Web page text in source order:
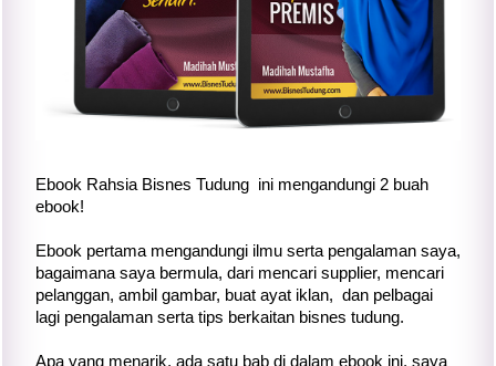
Ebook Rahsia Bisnes Tudung ini mengandungi 2 buah
ebook!
Ebook pertama mengandungi ilmu serta pengalaman saya,
bagaimana saya bermula, dari mencari supplier, mencari
pelanggan, ambil gambar, buat ayat iklan, dan pelbagai
lagi pengalaman serta tips berkaitan bisnes tudung.
Apa yang menarik, ada satu bab di dalam ebook ini, saya